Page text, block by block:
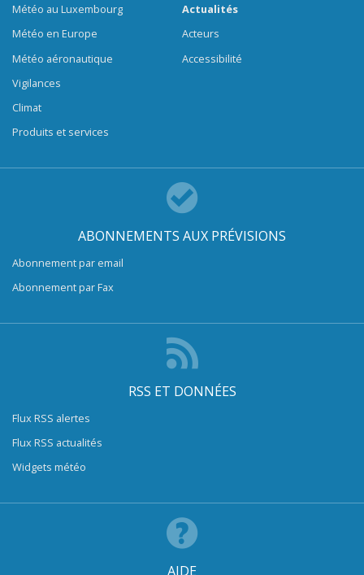
Météo au Luxembourg
Météo en Europe
Météo aéronautique
Vigilances
Climat
Produits et services
Actualités
Acteurs
Accessibilité
ABONNEMENTS AUX PRÉVISIONS
Abonnement par email
Abonnement par Fax
RSS ET DONNÉES
Flux RSS alertes
Flux RSS actualités
Widgets météo
AIDE